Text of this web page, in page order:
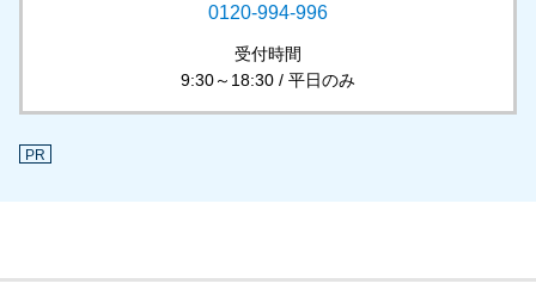
0120-994-996
受付時間
9:30～18:30 / 平日のみ
PR